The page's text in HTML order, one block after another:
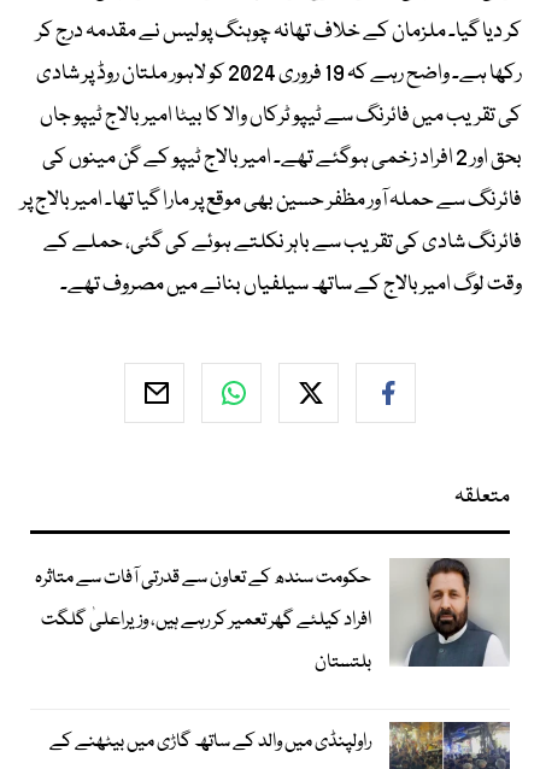
کر دیا گیا۔ ملزمان کے خلاف تھانہ چوہنگ پولیس نے مقدمہ درج کر
رکھا ہے۔ واضح رہے کہ 19 فروری 2024 کو لاہور ملتان روڈ پر شادی
کی تقریب میں فائرنگ سے ٹیپو ٹرکاں والا کا بیٹا امیر بالاج ٹیپو جاں
بحق اور 2 افراد زخمی ہوگئے تھے۔ امیر بالاج ٹیپو کے گن مینوں کی
فائرنگ سے حملہ آور مظفر حسین بھی موقع پر مارا گیا تھا۔ امیر بالاج پر
فائرنگ شادی کی تقریب سے باہر نکلتے ہوئے کی گئی، حملے کے
وقت لوگ امیر بالاج کے ساتھ سیلفیاں بنانے میں مصروف تھے۔
متعلقہ
حکومت سندھ کے تعاون سے قدرتی آفات سے متاثرہ
افراد کیلئے گھر تعمیر کر رہے ہیں، وزیراعلیٰ گلگت
بلتستان
راولپنڈی میں والد کے ساتھ گاڑی میں بیٹھنے کے